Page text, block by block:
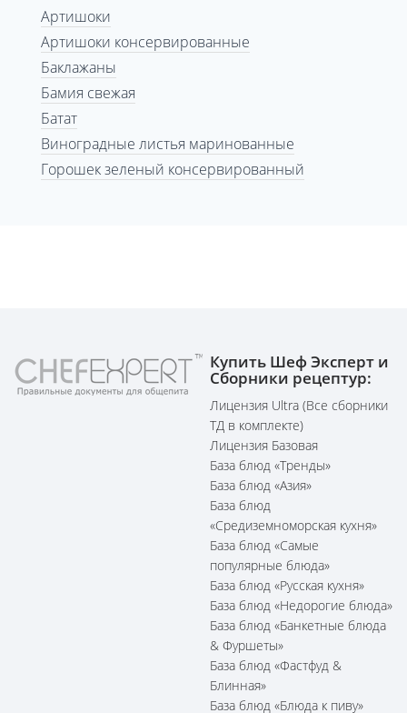
Артишоки
Артишоки консервированные
Баклажаны
Бамия свежая
Батат
Виноградные листья маринованные
Горошек зеленый консервированный
Купить Шеф Эксперт и
Сборники рецептур:
Лицензия Ultra (Все сборники
ТД в комплекте)
Лицензия Базовая
База блюд «Тренды»
База блюд «Азия»
База блюд
«Средиземноморская кухня»
База блюд «Самые
популярные блюда»
База блюд «Русская кухня»
База блюд «Недорогие блюда»
База блюд «Банкетные блюда
& Фуршеты»
База блюд «Фастфуд &
Блинная»
База блюд «Блюда к пиву»